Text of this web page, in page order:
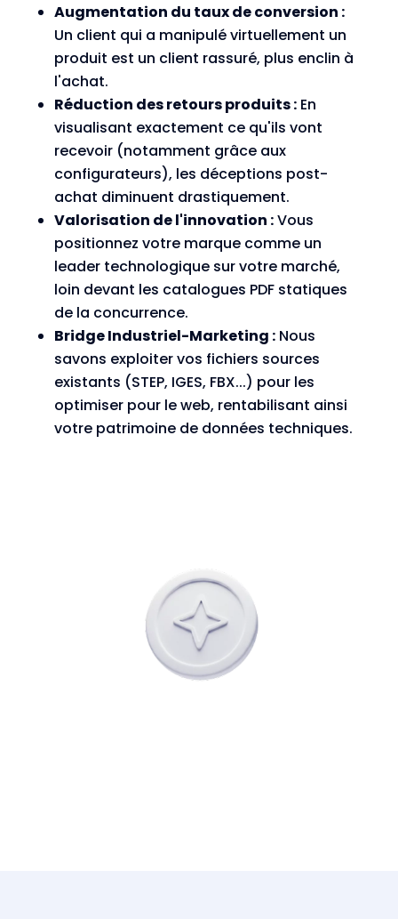
Augmentation du taux de conversion :
Un client qui a manipulé virtuellement un
produit est un client rassuré, plus enclin à
l'achat.
Réduction des retours produits :En
visualisant exactement ce qu'ils vont
recevoir (notamment grâce aux
configurateurs), les déceptions post-
achat diminuent drastiquement.
Valorisation de l'innovation :Vous
positionnez votre marque comme un
leader technologique sur votre marché,
loin devant les catalogues PDF statiques
de la concurrence.
Bridge Industriel-Marketing :Nous
savons exploiter vos fichiers sources
existants (STEP, IGES, FBX...) pour les
optimiser pour le web, rentabilisant ainsi
votre patrimoine de données techniques.